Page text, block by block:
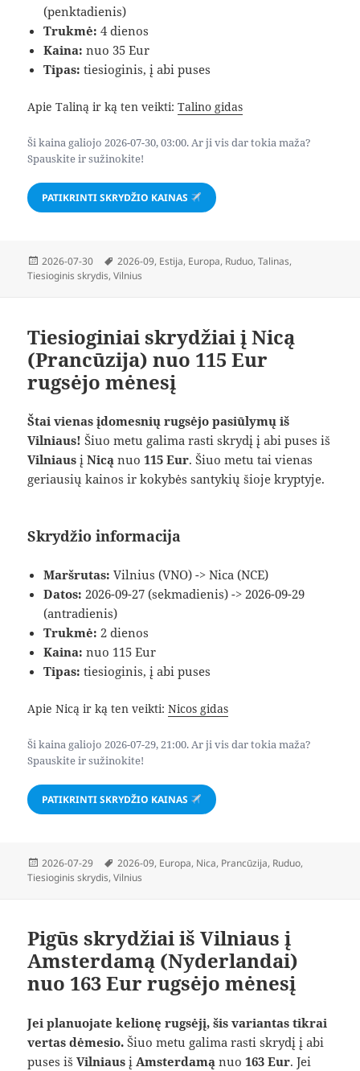
(penktadienis)
Trukmė: 4 dienos
Kaina: nuo 35 Eur
Tipas: tiesioginis, į abi puses
Apie Taliną ir ką ten veikti:Talino gidas
Ši kaina galiojo 2026-07-30, 03:00. Ar ji vis dar tokia maža?
Spauskite ir sužinokite!
PATIKRINTI SKRYDŽIO KAINAS
Paskelbta
2026-07-30 Žymos
2026-09, Estija, Europa, Ruduo,Talinas,
Tiesioginis skrydis,Vilnius
Tiesioginiai skrydžiai į Nicą
(Prancūzija) nuo 115 Eur
rugsėjo mėnesį
Štai vienas įdomesnių rugsėjo pasiūlymų iš
Vilniaus! Šiuo metu galima rasti skrydį į abi puses iš
Vilniaus įNicą nuo115 Eur. Šiuo metu tai vienas
geriausių kainos ir kokybės santykių šioje kryptyje.
Skrydžio informacija
Maršrutas: Vilnius (VNO) -> Nica (NCE)
Datos: 2026-09-27 (sekmadienis) -> 2026-09-29
(antradienis)
Trukmė: 2 dienos
Kaina: nuo 115 Eur
Tipas: tiesioginis, į abi puses
Apie Nicą ir ką ten veikti:Nicos gidas
Ši kaina galiojo 2026-07-29, 21:00. Ar ji vis dar tokia maža?
Spauskite ir sužinokite!
PATIKRINTI SKRYDŽIO KAINAS
Paskelbta
2026-07-29 Žymos
2026-09, Europa, Nica, Prancūzija, Ruduo,
Tiesioginis skrydis,Vilnius
Pigūs skrydžiai iš Vilniaus į
Amsterdamą (Nyderlandai)
nuo 163 Eur rugsėjo mėnesį
Jei planuojate kelionę rugsėjį, šis variantas tikrai
vertas dėmesio. Šiuo metu galima rasti skrydį į abi
puses išVilniaus į Amsterdamą nuo163 Eur. Jei